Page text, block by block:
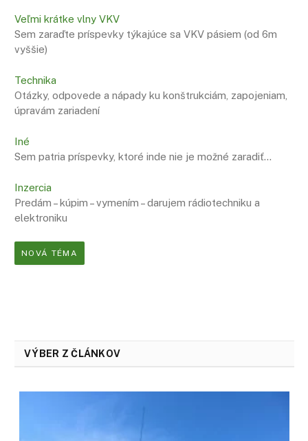
Veľmi krátke vlny VKV
Sem zaraďte príspevky týkajúce sa VKV pásiem (od 6m
vyššie)
Technika
Otázky, odpovede a nápady ku konštrukciám, zapojeniam,
úpravám zariadení
Iné
Sem patria príspevky, ktoré inde nie je možné zaradiť…
Inzercia
Predám – kúpim – vymením – darujem rádiotechniku a
elektroniku
NOVÁ TÉMA
VÝBER Z ČLÁNKOV